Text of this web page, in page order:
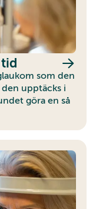
som den
den upptäcks i
göra en så